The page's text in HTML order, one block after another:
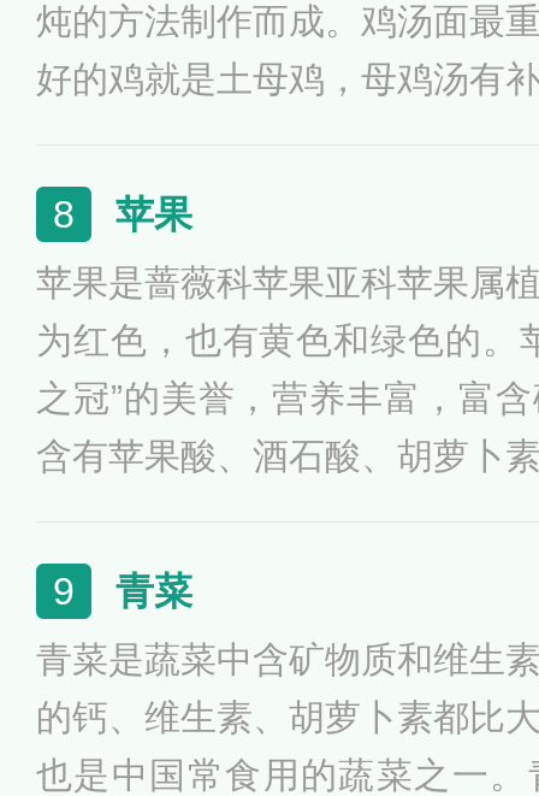
炖的方法制作而成。鸡汤面最
好的鸡就是土母鸡，母鸡汤有
时也可以吃鸡汤面，鸡汤含有
素和矿物质，可以为机体提供
体质虚弱喝点鸡汤可以增强抵
恢复。
8 苹果
苹果是蔷薇科苹果亚科苹果属
为红色，也有黄色和绿色的。
之冠”的美誉，营养丰富，富
含有苹果酸、酒石酸、胡萝卜
有利于溶解硫元素，使皮肤润
观念认为，一天一个苹果不用
把苹果作为减肥瘦身的必备品
天只吃苹果，号称苹果日。
9 青菜
青菜是蔬菜中含矿物质和维生
的钙、维生素、胡萝卜素都比
也是中国常食用的蔬菜之一